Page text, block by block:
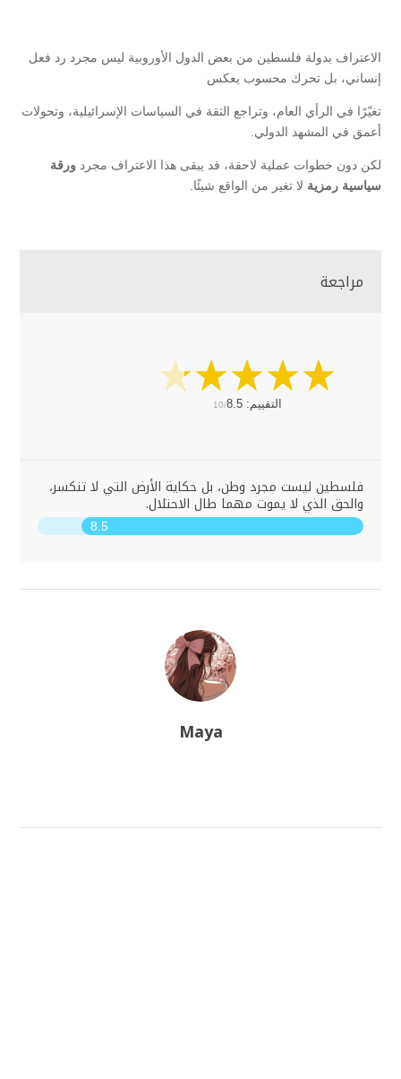
الاعتراف بدولة فلسطين من بعض الدول الأوروبية ليس مجرد رد فعل
إنساني، بل تحرك محسوب يعكس
تغيّرًا في الرأي العام، وتراجع الثقة في السياسات الإسرائيلية، وتحولات
أعمق في المشهد الدولي.
لكن دون خطوات عملية لاحقة، قد يبقى هذا الاعتراف مجرد ورقة
سياسية رمزية لا تغير من الواقع شيئًا.
مراجعة
التقييم: 10/8.5
فلسطين ليست مجرد وطن، بل حكاية الأرض التي لا تنكسر،
والحق الذي لا يموت مهما طال الاحتلال.
8.5
Maya